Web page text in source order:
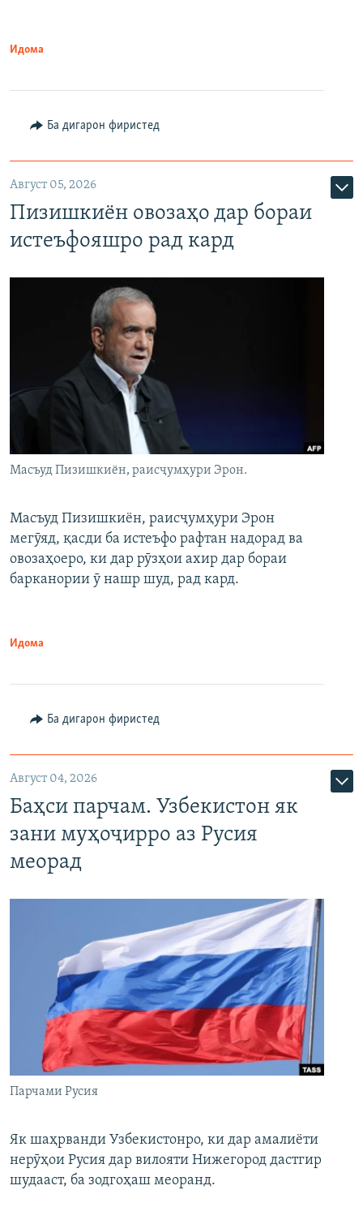
Идома
Ба дигарон фиристед
Август 05, 2026
Пизишкиён овозаҳо дар бораи
истеъфояшро рад кард
Масъуд Пизишкиён, раисҷумҳури Эрон.
Масъуд Пизишкиён, раисҷумҳури Эрон
мегӯяд, қасди ба истеъфо рафтан надорад ва
овозаҳоеро, ки дар рӯзҳои ахир дар бораи
барканории ӯ нашр шуд, рад кард.
Идома
Ба дигарон фиристед
Август 04, 2026
Баҳси парчам. Узбекистон як
зани муҳоҷирро аз Русия
меорад
Парчами Русия
Як шаҳрванди Узбекистонро, ки дар амалиёти
нерӯҳои Русия дар вилояти Нижегород дастгир
шудааст, ба зодгоҳаш меоранд.